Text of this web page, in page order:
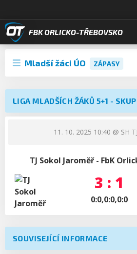
FBK ORLICKO-TŘEBOVSKO
Mladší žáci ÚO ZÁPASY
LIGA MLADŠÍCH ŽÁKŮ 5+1 -
11. 10. 2025 10:40 @ SH
TJ Sokol Jaroměř - FbK
3 : 1
0:0,0:0,0:0
SOUVISEJÍCÍ INFORMACE